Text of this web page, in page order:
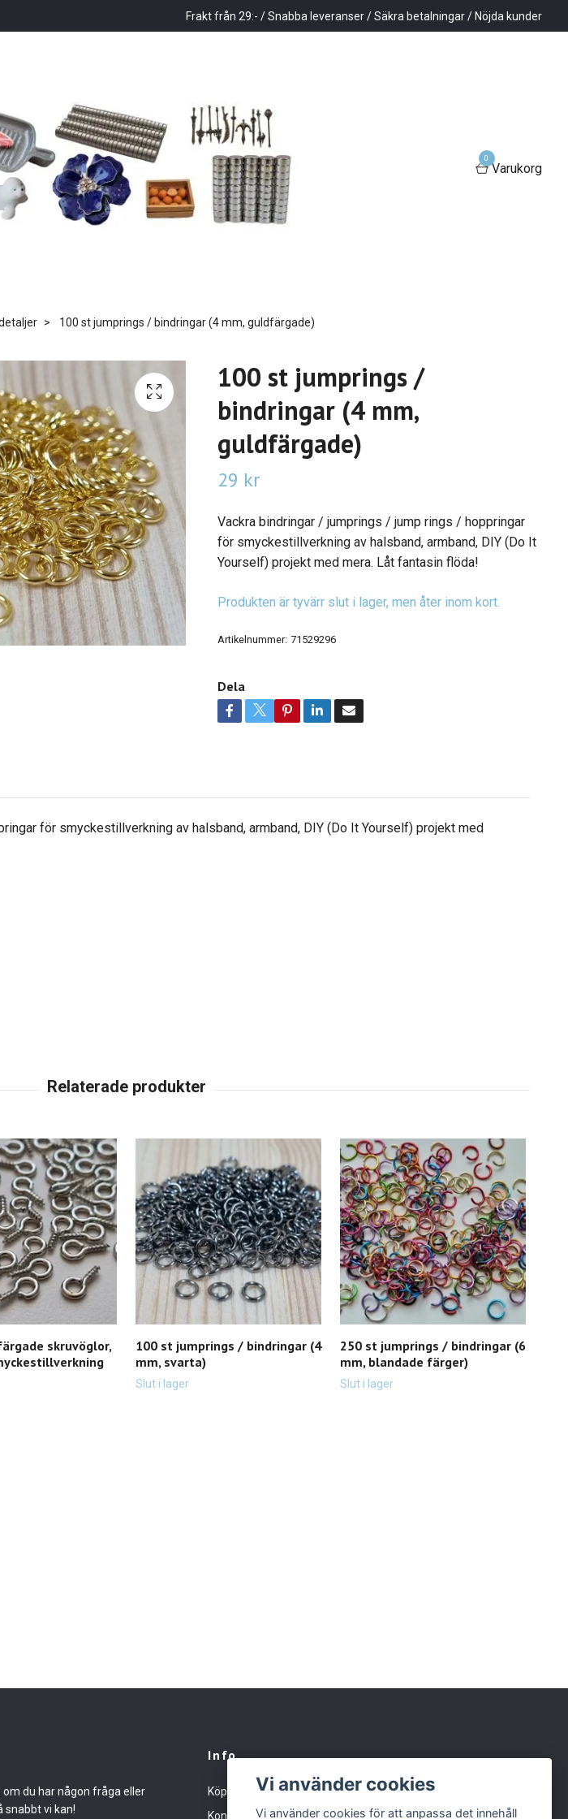
Frakt från 29:- / Snabba leveranser / Säkra betalningar / Nöjda kunder
0
Varukorg
100 st jumprings / bindringar (4 mm, guldfärgade)
100 st jumprings /
bindringar (4 mm,
guldfärgade)
29 kr
Vackra bindringar / jumprings / jump rings / hoppringar
för smyckestillverkning av halsband, armband, DIY (Do It
Yourself) projekt med mera. Låt fantasin flöda!
Produkten är tyvärr slut i lager, men åter inom kort.
Artikelnummer: 71529296
Dela
för smyckestillverkning av halsband, armband, DIY (Do It Yourself) projekt med
skruvöglor,
100 st jumprings / bindringar (4
mm, svarta)
Slut i lager
250 st jumprings / bindringar (6
mm, blandade färger)
Slut i lager
du har någon fråga eller
snabbt vi kan!
Info
Köpvillkor
Kontakt
Vi använder cookies
Vi använder cookies för att anpassa det innehåll